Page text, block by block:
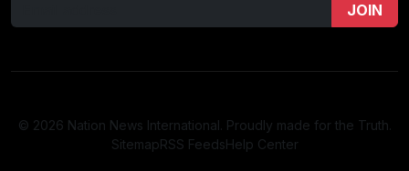
JOIN
© 2026 Nation News International. Proudly made for the Truth.
SitemapRSS FeedsHelp Center